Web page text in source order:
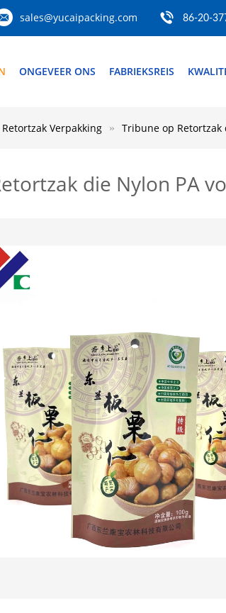
sales@yucaipacking.com 86-20-
ONGEVEER ONS FABRIEKSREIS
Retortzak Verpakking Tribune op Retortzak
die Nylon PA